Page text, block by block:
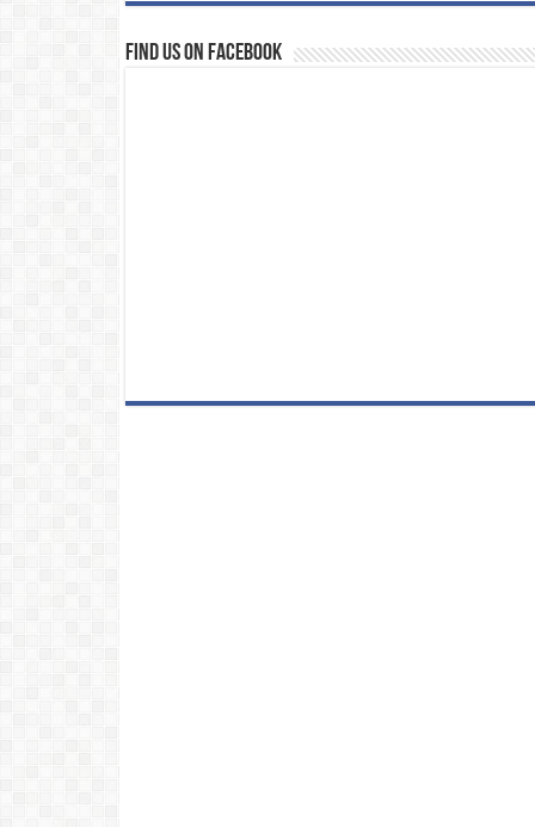
Find us on Facebook